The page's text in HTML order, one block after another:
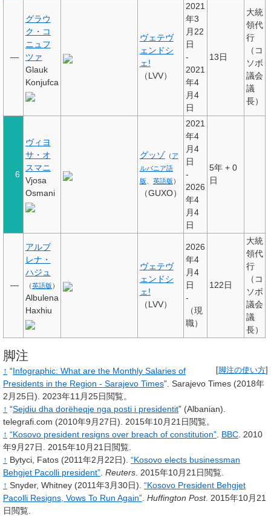
—
グラウ
ク・コ
ニュフ
ツァ
Glauk
Konjufca
ヴェテヴ
ェンドシ
ェ!
（LVV）
2021
年3
月22
日
-
2021
年4
月4
日
13日
大統
領代
行
（コ
ソボ
議会
議
長）
6
ヴィヨ
サ・オ
スマニ
Vjosa
Osmani
グッゾ （ ア
ルバニア語
版
英語版 ）
（GUXO）
2021
年4
月4
日
-
2026
年4
月4
日
5年 + 0
日
—
アルブ
レナ・
ハジュ
（英語版 ）
Albulena
Haxhiu
ヴェテヴ
ェンドシ
ェ!
（LVV）
2026
年4
月4
日
-
（現
職）
122日
大統
領代
行
（コ
ソボ
議会
議
長）
脚注
脚注の使い方
↑ “Infographic: What are the Monthly Salaries of
Presidents in the Region - Sarajevo Times”. Sarajevo Times (2018年
2月25日).
2023年11月25日閲覧。
↑ “Sejdiu dha dorëheqje nga posti i presidentit” (Albanian).
telegrafi.com (2010年9月27日).
2015年10月21日閲覧。
↑ “Kosovo president resigns over breach of constitution” BBC . 2010
年9月27日
. 2015年10月21日閲覧
↑ Bytyci, Fatos (2011年2月22日). “Kosovo elects businessman
Behgjet Pacolli president” Reuters . 2015年10月21日閲覧
↑ Snyder, Whitney (2011年3月30日). “Kosovo President Behgjet
Pacolli Resigns, Vows To Run Again” Huffington Post. 2015年10月21
日閲覧